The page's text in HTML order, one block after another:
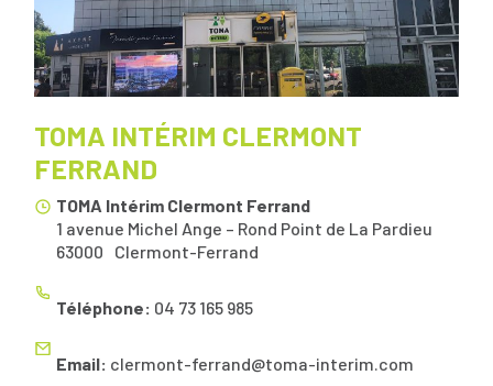
TOMA INTÉRIM CLERMONT
FERRAND
TOMA Intérim Clermont Ferrand
1 avenue Michel Ange – Rond Point de La Pardieu
Clermont-Ferrand
63000
Téléphone: 04 73 165 985
Email: clermont-ferrand@toma-interim.com